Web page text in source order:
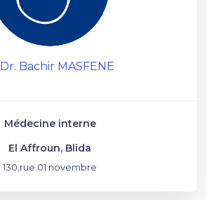
Dr. Bachir MASFENE
Médecine interne
El Affroun, Blida
130,rue 01 novembre